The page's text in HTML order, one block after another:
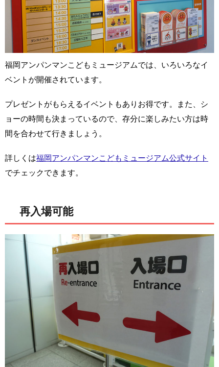
福岡アンパンマンこどもミュージアムでは、いろいろなイ
ベントが開催されています。
プレゼントがもらえるイベントもありお得です。また、シ
ョーの時間も決まっているので、存分に楽しみたい方は時
間を合わせて行きましょう。
詳しくは福岡アンパンマンこどもミュージアム公式サイト
でチェックできます。
再入場可能